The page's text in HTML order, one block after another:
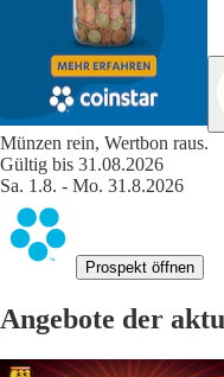
Münzen rein, Wertbon raus.
Gültig bis 31.08.2026
Sa. 1.8. - Mo. 31.8.2026
Prospekt öffnen
Angebote der